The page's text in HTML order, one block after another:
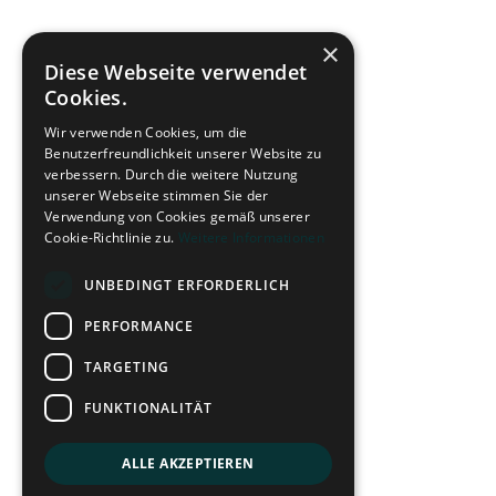
×
Diese Webseite verwendet
Cookies.
Wir verwenden Cookies, um die
Benutzerfreundlichkeit unserer Website zu
verbessern. Durch die weitere Nutzung
unserer Webseite stimmen Sie der
Verwendung von Cookies gemäß unserer
Cookie-Richtlinie zu. Weitere Informationen
UNBEDINGT ERFORDERLICH
PERFORMANCE
TARGETING
FUNKTIONALITÄT
ALLE AKZEPTIEREN